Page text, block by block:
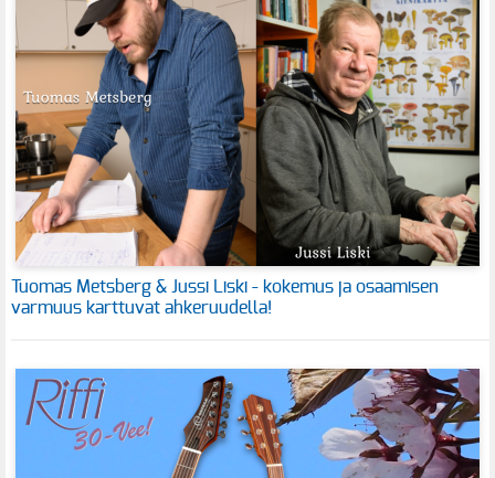
Tuomas Metsberg & Jussi Liski - kokemus ja osaamisen
varmuus karttuvat ahkeruudella!